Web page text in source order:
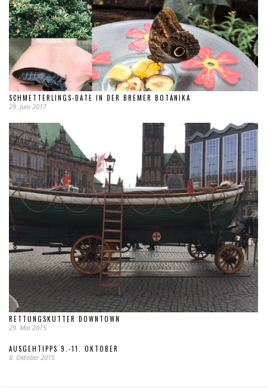
SCHMETTERLINGS-DATE IN DER BREMER BOTANIKA
29. Juni 2017
RETTUNGSKUTTER DOWNTOWN
29. Mai 2015
AUSGEHTIPPS 9.-11. OKTOBER
8. Oktober 2015